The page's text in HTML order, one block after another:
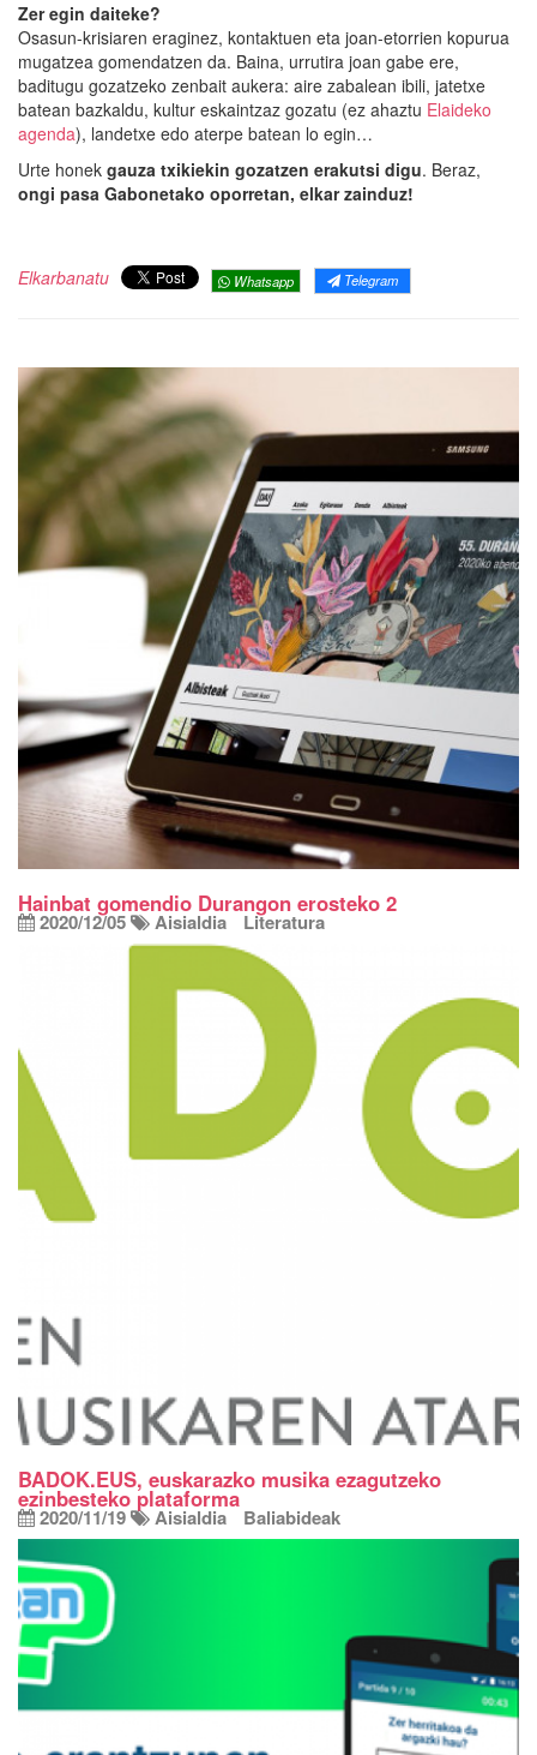
Zer egin daiteke?
Osasun-krisiaren eraginez, kontaktuen eta joan-etorrien kopurua
mugatzea gomendatzen da. Baina, urrutira joan gabe ere,
baditugu gozatzeko zenbait aukera: aire zabalean ibili, jatetxe
batean bazkaldu, kultur eskaintzaz gozatu (ez ahaztu Elaideko
agenda), landetxe edo aterpe batean lo egin…
Urte honek gauza txikiekin gozatzen erakutsi digu. Beraz,
ongi pasa Gabonetako oporretan, elkar zainduz!
Elkarbanatu Whatsapp Telegram
Hainbat gomendio Durangon erosteko 2
2020/12/05 Aisialdia Literatura
BADOK.EUS, euskarazko musika ezagutzeko
ezinbesteko plataforma
2020/11/19 Aisialdia Baliabideak